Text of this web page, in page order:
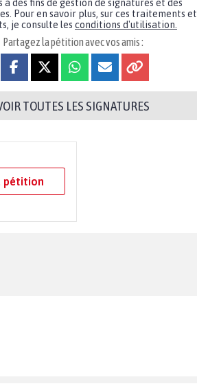
à des fins de gestion de signatures et des
Pour en savoir plus, sur ces traitements et
je consulte les conditions d'utilisation.
Partagez la pétition avec vos amis :
TOUTES LES SIGNATURES
pétition